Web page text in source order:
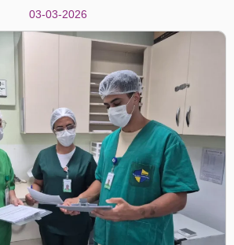
03-03-2026